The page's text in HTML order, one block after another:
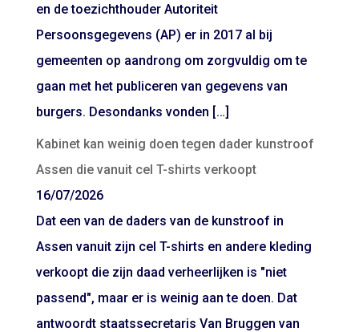
en de toezichthouder Autoriteit
Persoonsgegevens (AP) er in 2017 al bij
gemeenten op aandrong om zorgvuldig om te
gaan met het publiceren van gegevens van
burgers. Desondanks vonden […]
Kabinet kan weinig doen tegen dader kunstroof
Assen die vanuit cel T-shirts verkoopt
16/07/2026
Dat een van de daders van de kunstroof in
Assen vanuit zijn cel T-shirts en andere kleding
verkoopt die zijn daad verheerlijken is "niet
passend", maar er is weinig aan te doen. Dat
antwoordt staatssecretaris Van Bruggen van